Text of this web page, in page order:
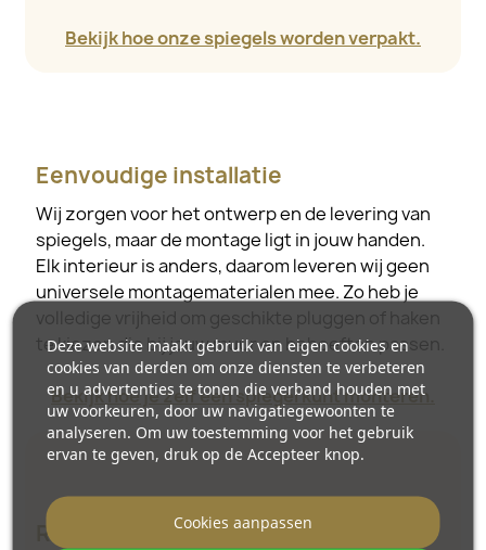
Bekijk hoe onze spiegels worden verpakt.
Eenvoudige installatie
Wij zorgen voor het ontwerp en de levering van
spiegels, maar de montage ligt in jouw handen.
Elk interieur is anders, daarom leveren wij geen
universele montagematerialen mee. Zo heb je
volledige vrijheid om geschikte pluggen of haken
te kiezen die bij jouw muur en behoeften passen.
Bekijk hoe je zelf een spiegel kunt monteren.
Reiniging en onderhoud
Deze website maakt gebruik van eigen cookies en
cookies van derden om onze diensten te verbeteren
en u advertenties te tonen die verband houden met
uw voorkeuren, door uw navigatiegewoonten te
analyseren. Om uw toestemming voor het gebruik
ervan te geven, druk op de Accepteer knop.
Cookies aanpassen